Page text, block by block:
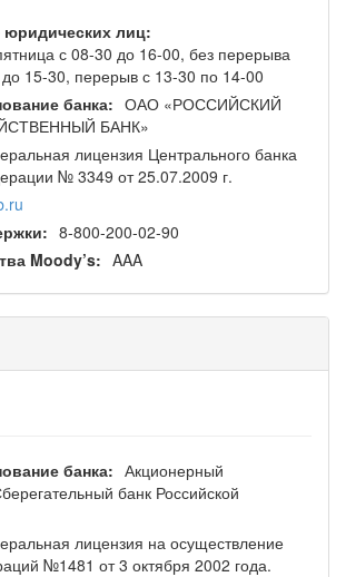
лиц:
с 08-30 до 16-00, без перерыва
15-30, перерыв с 13-30 по 14-00
банка: ОАО «РОССИЙСКИЙ
БАНК»
лицензия Центрального банка
№ 3349 от 25.07.2009 г.
8-800-200-02-90
Moody’s: AAA
банка: Акционерный
банк Российской
лицензия на осуществление
№1481 от 3 октября 2002 года.